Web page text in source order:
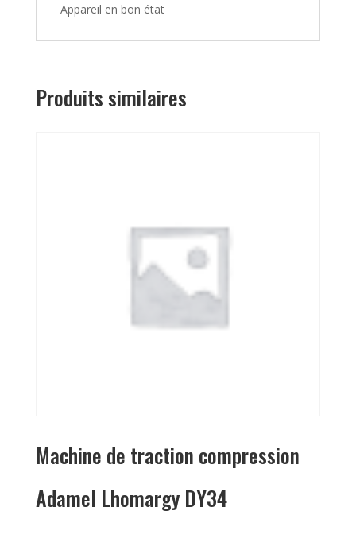
Appareil en bon état
Produits similaires
Machine de traction compression
Adamel Lhomargy DY34